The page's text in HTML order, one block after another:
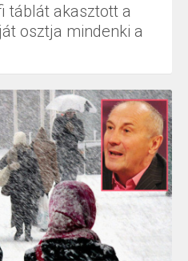
táblát akasztott a
osztja mindenki a